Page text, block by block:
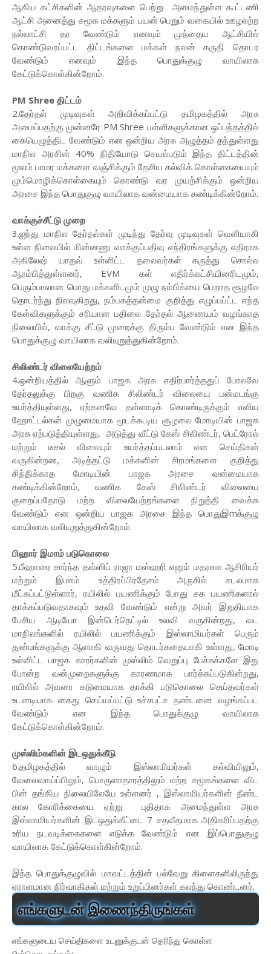
ஆகிய கட்சிகளின் ஆதரவுகளை பெற்று அமைந்துள்ள கூட்டணி
ஆட்சி அனைத்து சமூக மக்களும் பயன் பெறும் வகையில் ஊழலற்ற
நல்லாட்சி தர வேண்டும் எனவும் முந்தைய ஆட்சியில்
கொண்டுவரப்பட்ட திட்டங்களை மக்கள் நலன் கருதி தொடர
வேண்டும் எனவும் இந்த பொதுக்குழு வாயிலாக
கேட்டுக்கொள்கின்றோம்.
PM Shree திட்டம்
2.தேர்தல் முடிவுகள் அறிவிக்கப்பட்டு தமிழகத்தில் அரசு
அமைப்பதற்கு முன்னரே PM Shree பள்ளிகளுக்கான ஒப்பந்தத்தில்
கையெழுத்திட வேண்டும் என ஒன்றிய அரசு அழுத்தம் தந்துள்ளது
மாநில அரசின் 40% நிதியோடு செயல்படும் இந்த திட்டத்தின்
மூலம் பாமர மக்களை வஞ்சிக்கும் தேசிய கல்விக் கொள்கையையும்
மும்மொழிக்கொள்கையும் கொண்டு வர முயற்சிக்கும் ஒன்றிய
அரசை இந்த பொதுகுழு வாயிலாக வன்மையாக கண்டிக்கின்றோம்.
வாக்குச்சீட்டு முறை
3.ஐந்து மாநில தேர்தல்கள் முடிந்து தேர்வு முடிவுகள் வெளியாகி
உள்ள நிலையில் மின்னணு வாக்குப்பதிவு எந்திரங்களுக்கு எதிராக
அகிலேஷ் யாதவ் உள்ளிட்ட தலைவர்கள் கருத்து சொல்ல
ஆரம்பித்துள்ளனர், EVM கள் எதிர்க்கட்சியினரிடமும்,
பெரும்பாலான பொது மக்களிடமும் முழு நம்பிக்யை பெறாத சூழலே
தொடர்ந்து நிலவுகிறது, நம்பகத்தன்மை குறித்து எழுப்பப்ட்ட எந்த
கேள்விகளுக்கும் சரியான பதிலை தேர்தல் ஆணையம் வழங்காத
நிலையில், வாக்கு சீட்டு முறைக்கு திரும்ப வேண்டும் என இந்த
பொதுக்குழு வாயிலாக வலியுறுத்துகின்றோம்.
சிலிண்டர் விலையேற்றம்
4.ஒன்றியத்தில் ஆளும் பாஜக அரசு எதிர்பார்த்ததுப் போலவே
தேர்தலுக்கு பிறகு வணிக சிலிண்டர் விலையை பன்மடங்கு
உயர்த்தியுள்ளது, ஏற்கனவே தள்ளாடிக் கொண்டிருக்கும் எளிய
ஹோட்டல்கள் முழுமையாக மூடக்கூடிய சூழலை மோடியின் பாஜக
அரசு ஏற்படுத்தியுள்ளது, அடுத்து வீட்டு கேஸ் சிலிண்டர், பெட்ரோல்
மற்றும் டீசல் விலையும் உயர்த்தப்படலாம் என செய்திகள்
வருகின்றன, அடித்தட்டு மக்களின் சிரமங்களை குறித்து
சிந்திக்காத மோடியின் பாஜக அரசை வன்மையாக
கண்டிக்கின்றோம், வணிக கேஸ் சிலிண்டர் விலையை
குறைப்பதோடு மற்ற விலையேற்றங்களை நிறுத்தி வைக்க
வேண்டும் என ஒன்றிய பாஜக அரசை இந்த பொதுஇmக்குழு
வாயிலாக வலியுறுத்துகின்றோம்.
பிஹார் இமாம் படுகொலை
5.பீஹாரை சார்ந்த தவ்ஸிப் ராஜா மஸ்ஹரி எனும் மதரஸா ஆசிரியர்
மற்றும் இமாம் உத்திரப்பிரதேசம் அருகில் சடலமாக
மீட்கப்பட்டுள்ளார், ரயிலில் பயணிக்கும் போது சக பயணிகளால்
தாக்கப்படுவதாகவும் உதவி வேண்டும் என்று அவர் இறுதியாக
பேசிய ஆடியோ இன்டெர்நெட்டில் உலவி வருகின்றது, வட
மாநிலங்களில் ரயிலில் பயணிக்கும் இஸ்லாமியர்கள் பெரும்
துன்பங்களுக்கு ஆளாகி வருவது தொடர்கதையாகி உள்ளது, மோடி
உள்ளிட்ட பாஜக காரர்களின் முஸ்லிம் வெறுப்பு பேச்சுக்களே இது
போன்ற வன்முறைகளுக்கு காரணமாக பார்க்கப்படுகின்றது,
ரயிலில் அவரை கடுமையாக தாக்கி படுகொலை செய்தவர்கள்
உடனடியாக கைது செய்யப்பட்டு உச்சபட்ச தண்டனை வழங்கப்பட
வேண்டும் என இந்த பொதுக்குழு வாயிலாக
கேட்டுக்கொள்கின்றோம்.
முஸ்லிம்களின் இடஒதுக்கீடு
6.தமிழகத்தில் வாழும் இஸ்லாமியர்கள் கல்வியிலும்,
வேலைவாய்ப்பிலும், பொருளாதாரத்திலும் மற்ற சமூகங்களை விட
பின் தங்கிய நிலையிலேயே உள்ளனர் , இஸ்லாமியர்களின் நீண்ட
கால கோரிக்கையை ஏற்று புதிதாக அமைந்துள்ள அரசு
இஸ்லாமியர்களின் இடஒதுக்கீட்டை 7 சதவீதமாக அதிகரிப்பதற்கு
உரிய நடவடிக்கைகளை எடுக்க வேண்டும் என இப்பொதுகுழு
வாயிலாக கேட்டுக்கொள்கின்றோம்.
இந்த பொதுக்குழுவில் மாவட்டத்தின் பல்வேறு கிளைகளிலிருந்து
ஏராளமான நிர்வாகிகள் மற்றும் உறுப்பினர்கள் கலந்து கொண்டனர்.
எங்களுடன் இணைந்திருங்கள்
எங்களுடைய செய்திகளை உடனுக்குடன் தெரிந்து கொள்ள